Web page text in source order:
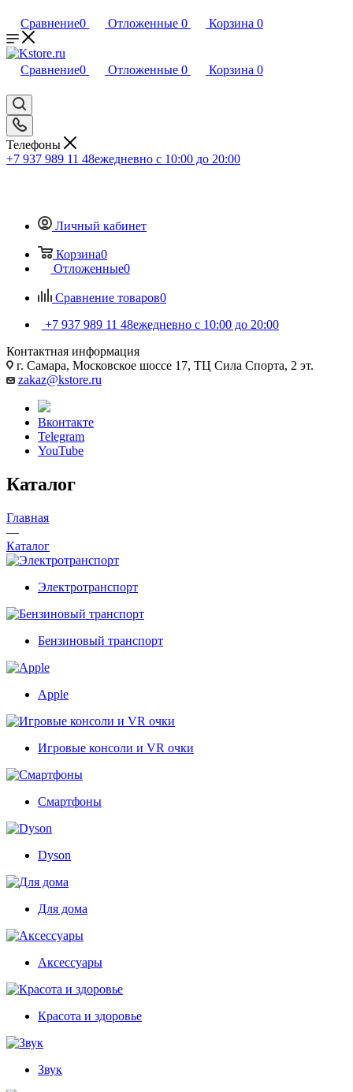
Сравнение0 Отложенные 0 Корзина 0
Сравнение0 Отложенные 0 Корзина 0
Телефоны
+7 937 989 11 48ежедневно с 10:00 до 20:00
Личный кабинет
Корзина0
Отложенные0
Сравнение товаров0
+7 937 989 11 48ежедневно с 10:00 до 20:00
Контактная информация
г. Самара, Московское шоссе 17, ТЦ Сила Спорта, 2 эт.
zakaz@kstore.ru
Вконтакте
Telegram
YouTube
Каталог
Главная
—
Каталог
Электротранспорт
Бензиновый транспорт
Apple
Игровые консоли и VR очки
Смартфоны
Dyson
Для дома
Аксессуары
Красота и здоровье
Звук